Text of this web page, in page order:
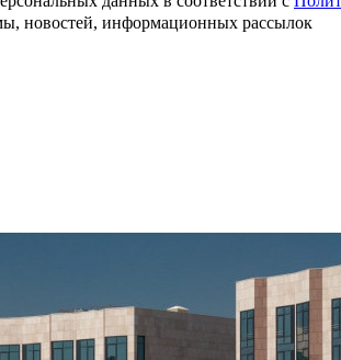
новостей, информационных рассылок